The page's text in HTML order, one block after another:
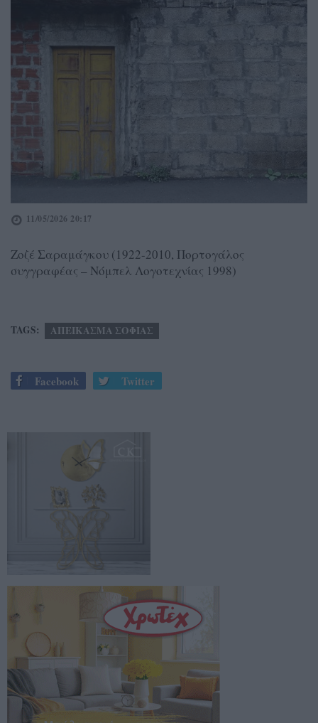
11/05/2026 20:17
Ζοζέ Σαραμάγκου (1922-2010, Πορτογάλος
συγγραφέας – Νόμπελ Λογοτεχνίας 1998)
TAGS: ΑΠΕΙΚΑΣΜΑ ΣΟΦΙΑΣ
Facebook Twitter